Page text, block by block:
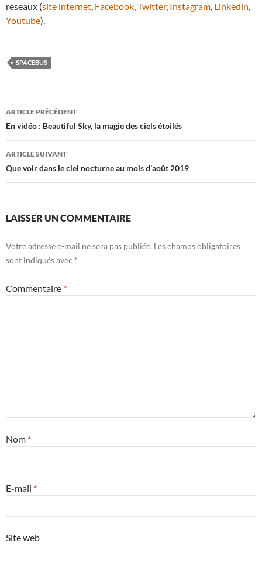
réseaux (site internet, Facebook,Twitter, Instagram, Linkedln,
Youtube).
SPACEBUS
Navigation
des
articles
ARTICLE PRÉCÉDENT
En vidéo : Beautiful Sky, la magie des ciels étoilés
ARTICLE SUIVANT
Que voir dans le ciel nocturne au mois d’août 2019
LAISSER UN COMMENTAIRE
Votre adresse e-mail ne sera pas publiée. Les champs obligatoires
sont indiqués avec *
Commentaire *
Nom *
E-mail *
Site web